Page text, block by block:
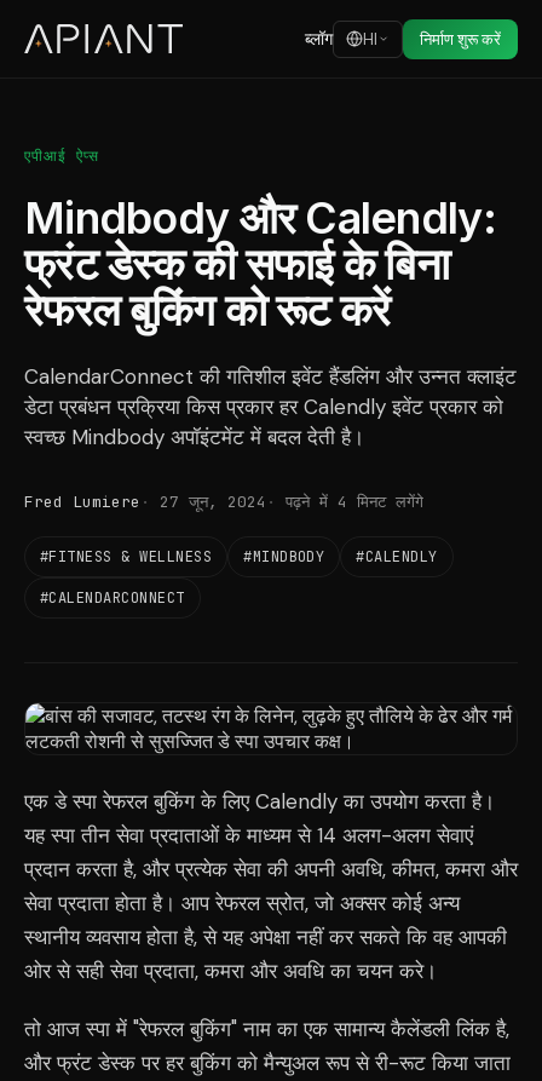
ब्लॉग HI निर्माण शुरू करें
एपीआई ऐप्स
Mindbody और Calendly:
फ्रंट डेस्क की सफाई के बिना
रेफरल बुकिंग को रूट करें
CalendarConnect की गतिशील इवेंट हैंडलिंग और उन्नत क्लाइंट
डेटा प्रबंधन प्रक्रिया किस प्रकार हर Calendly इवेंट प्रकार को
स्वच्छ Mindbody अपॉइंटमेंट में बदल देती है।
Fred Lumiere 27 जून, 2024 पढ़ने में 4 मिनट लगेंगे
#FITNESS & WELLNESS #MINDBODY #CALENDLY
#CALENDARCONNECT
एक डे स्पा रेफरल बुकिंग के लिए Calendly का उपयोग करता है।
यह स्पा तीन सेवा प्रदाताओं के माध्यम से 14 अलग-अलग सेवाएं
प्रदान करता है, और प्रत्येक सेवा की अपनी अवधि, कीमत, कमरा और
सेवा प्रदाता होता है। आप रेफरल स्रोत, जो अक्सर कोई अन्य
स्थानीय व्यवसाय होता है, से यह अपेक्षा नहीं कर सकते कि वह आपकी
ओर से सही सेवा प्रदाता, कमरा और अवधि का चयन करे।
तो आज स्पा में "रेफरल बुकिंग" नाम का एक सामान्य कैलेंडली लिंक है,
और फ्रंट डेस्क पर हर बुकिंग को मैन्युअल रूप से री-रूट किया जाता